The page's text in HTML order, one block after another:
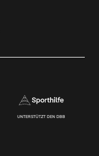
UNTERSTÜTZT DEN DBB